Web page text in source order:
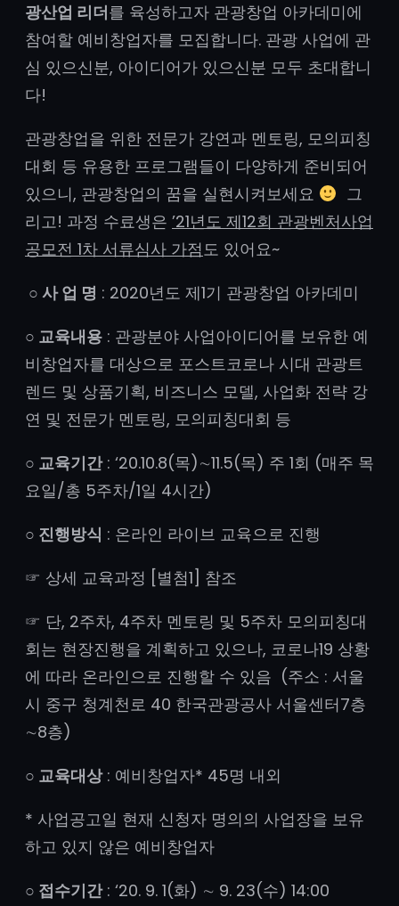
광산업 리더를 육성하고자 관광창업 아카데미에
참여할 예비창업자를 모집합니다. 관광 사업에 관
심 있으신분, 아이디어가 있으신분 모두 초대합니
다!
관광창업을 위한 전문가 강연과 멘토링, 모의피칭
대회 등 유용한 프로그램들이 다양하게 준비되어
있으니, 관광창업의 꿈을 실현시켜보세요
그
리고! 과정 수료생은 ’21년도 제12회 관광벤처사업
공모전 1차 서류심사 가점도 있어요~
○ 사 업 명 : 2020년도 제1기 관광창업 아카데미
○ 교육내용 : 관광분야 사업아이디어를 보유한 예
비창업자를 대상으로 포스트코로나 시대 관광트
렌드 및 상품기획, 비즈니스 모델, 사업화 전략 강
연 및 전문가 멘토링, 모의피칭대회 등
○ 교육기간: ‘20.10.8(목)∼11.5(목) 주 1회 (매주 목
요일/총 5주차/1일 4시간)
○ 진행방식 : 온라인 라이브 교육으로 진행
☞ 상세 교육과정 [별첨1] 참조
☞ 단, 2주차, 4주차 멘토링 및 5주차 모의피칭대
회는 현장진행을 계획하고 있으나, 코로나19 상황
에 따라 온라인으로 진행할 수 있음 (주소 : 서울
시 중구 청계천로 40 한국관광공사 서울센터7층
∼8층)
○ 교육대상: 예비창업자* 45명 내외
* 사업공고일 현재 신청자 명의의 사업장을 보유
하고 있지 않은 예비창업자
○ 접수기간: ‘20. 9. 1(화) ∼ 9. 23(수) 14:00